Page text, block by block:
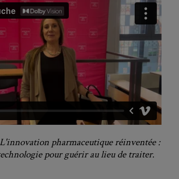
L'innovation pharmaceutique réinventée :
pour guérir au lieu de traiter.